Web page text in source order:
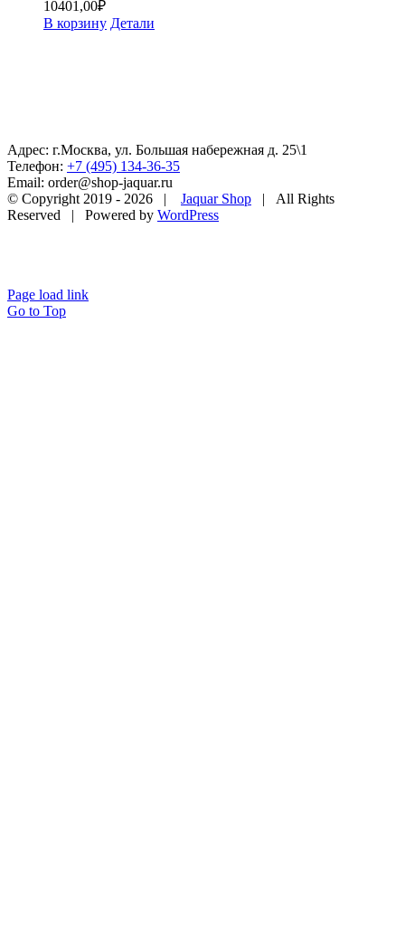
10401,00₽
В корзину Детали
Адрес: г.Москва, ул. Большая набережная д. 25\1
Телефон: +7 (495) 134-36-35
Email: order@shop-jaquar.ru
© Copyright 2019 - 2026 | Jaquar Shop | All Rights
Reserved | Powered by WordPress
Page load link
Go to Top